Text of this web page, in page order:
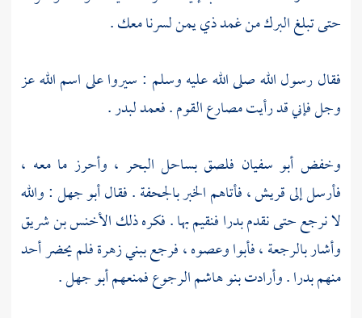
حتى تبلغالبركمنغمد ذي يمنلسرنا معك .
فقال رسول الله صلى الله عليه وسلم : سيروا على اسم الله عز
وجل فإني قد رأيت مصارع القوم . فعمدلبدر.
وخفض أبو سفيان فلصق بساحل البحر ، وأحرز ما معه ،
فأرسل إلىقريش ،فأتاهم الخبربالجحفة. فقالأبو جهل: والله
لا نرجع حتى نقدمبدرافنقيم بها . فكره ذلكالأخنس بن شريق
وأشار بالرجعة ، فأبوا وعصوه ، فرجعببني زهرةفلم يحضر أحد
منهمبدرا. وأرادتبنو هاشمالرجوع فمنعهمأبو جهل.